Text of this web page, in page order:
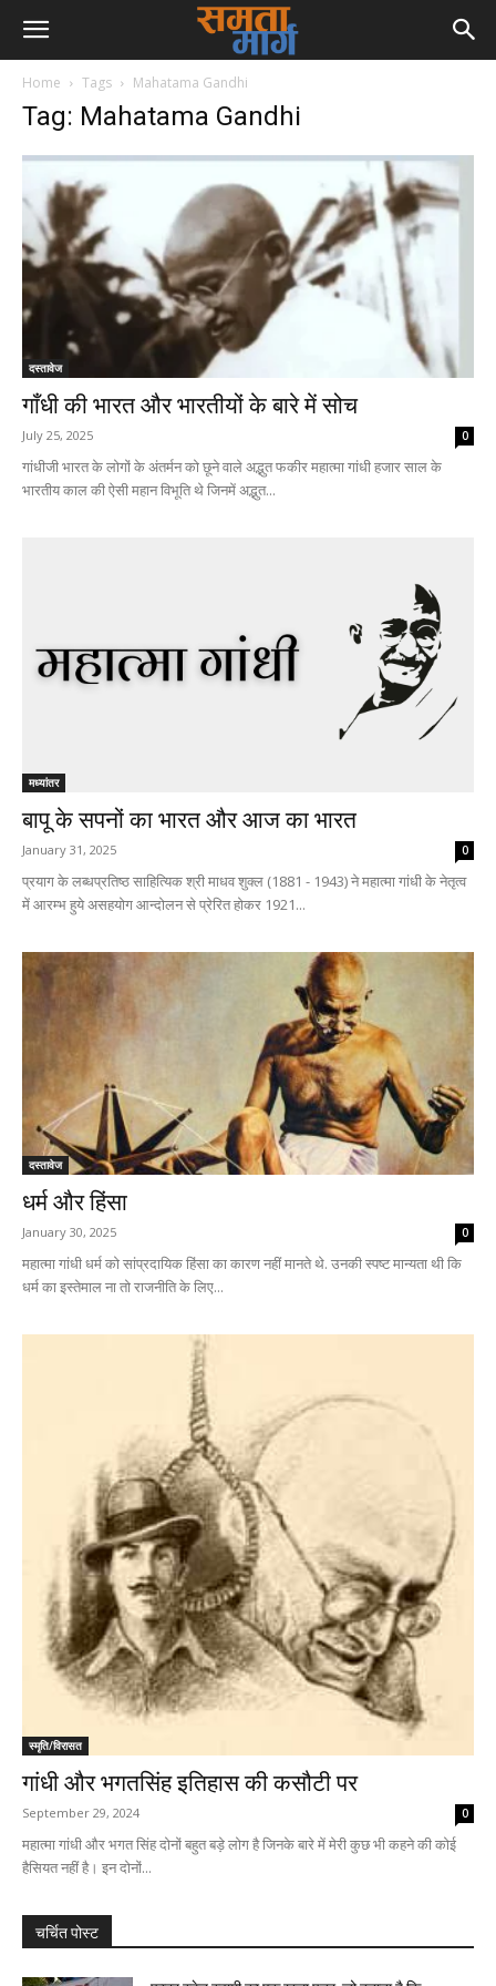
Home Tags Mahatama Gandhi
Tag: Mahatama Gandhi
दस्तावेज
गाँधी की भारत और भारतीयों के बारे में सोच
July 25, 2025 0
गांधीजी भारत के लोगों के अंतर्मन को छूने वाले अद्भुत फकीर महात्मा गांधी हजार साल के
भारतीय काल की ऐसी महान विभूति थे जिनमें अद्भुत...
मध्यांतर
बापू के सपनों का भारत और आज का भारत
January 31, 2025 0
प्रयाग के लब्धप्रतिष्ठ साहित्यिक श्री माधव शुक्ल (1881 - 1943) ने महात्मा गांधी के नेतृत्व
में आरम्भ हुये असहयोग आन्दोलन से प्रेरित होकर 1921...
दस्तावेज
धर्म और हिंसा
January 30, 2025 0
महात्मा गांधी धर्म को सांप्रदायिक हिंसा का कारण नहीं मानते थे. उनकी स्पष्ट मान्यता थी कि
धर्म का इस्तेमाल ना तो राजनीति के लिए...
स्मृति/विरासत
गांधी और भगतसिंह इतिहास की कसौटी पर
September 29, 2024 0
महात्मा गांधी और भगत सिंह दोनों बहुत बड़े लोग है जिनके बारे में मेरी कुछ भी कहने की कोई
हैसियत नहीं है। इन दोनों...
चर्चित पोस्ट